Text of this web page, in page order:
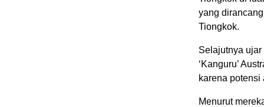
yang
Tiongkok.
Selajutnya
‘Kanguru’
karena
Menurut